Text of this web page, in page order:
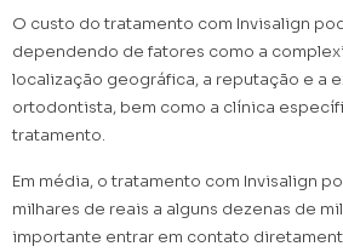
O custo do tratamento com Invisalign
dependendo de fatores como a
localização geográfica, a reputação e a
ortodontista, bem como a clínica
tratamento.
Em média, o tratamento com Invisalign
milhares de reais a alguns dezenas de
importante entrar em contato